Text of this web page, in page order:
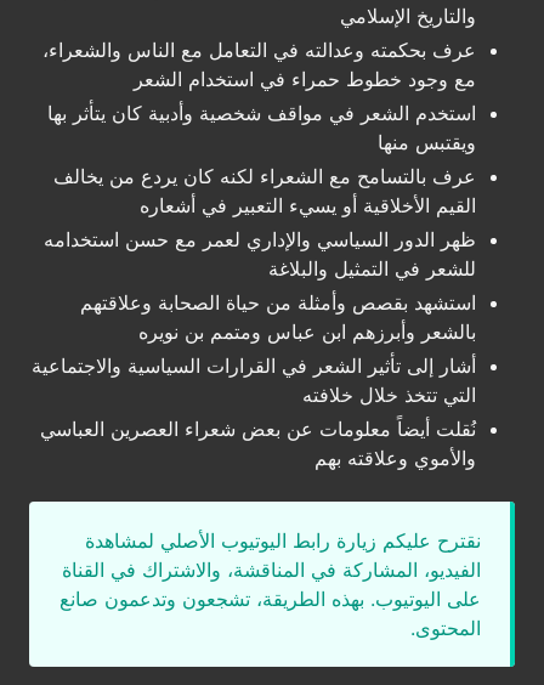
والتاريخ الإسلامي
عرف بحكمته وعدالته في التعامل مع الناس والشعراء،
مع وجود خطوط حمراء في استخدام الشعر
استخدم الشعر في مواقف شخصية وأدبية كان يتأثر بها
ويقتبس منها
عرف بالتسامح مع الشعراء لكنه كان يردع من يخالف
القيم الأخلاقية أو يسيء التعبير في أشعاره
ظهر الدور السياسي والإداري لعمر مع حسن استخدامه
للشعر في التمثيل والبلاغة
استشهد بقصص وأمثلة من حياة الصحابة وعلاقتهم
بالشعر وأبرزهم ابن عباس ومتمم بن نويره
أشار إلى تأثير الشعر في القرارات السياسية والاجتماعية
التي تتخذ خلال خلافته
نُقلت أيضاً معلومات عن بعض شعراء العصرين العباسي
والأموي وعلاقته بهم
نقترح عليكم زيارة رابط اليوتيوب الأصلي لمشاهدة
الفيديو، المشاركة في المناقشة، والاشتراك في القناة
على اليوتيوب. بهذه الطريقة، تشجعون وتدعمون صانع
المحتوى.